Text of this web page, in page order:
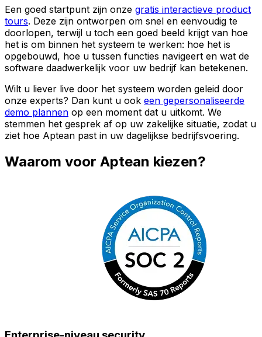
Een goed startpunt zijn onze gratis interactieve product
tours. Deze zijn ontworpen om snel en eenvoudig te
doorlopen, terwijl u toch een goed beeld krijgt van hoe
het is om binnen het systeem te werken: hoe het is
opgebouwd, hoe u tussen functies navigeert en wat de
software daadwerkelijk voor uw bedrijf kan betekenen.
Wilt u liever live door het systeem worden geleid door
onze experts? Dan kunt u ook een gepersonaliseerde
demo plannen op een moment dat u uitkomt. We
stemmen het gesprek af op uw zakelijke situatie, zodat u
ziet hoe Aptean past in uw dagelijkse bedrijfsvoering.
Waarom voor Aptean kiezen?